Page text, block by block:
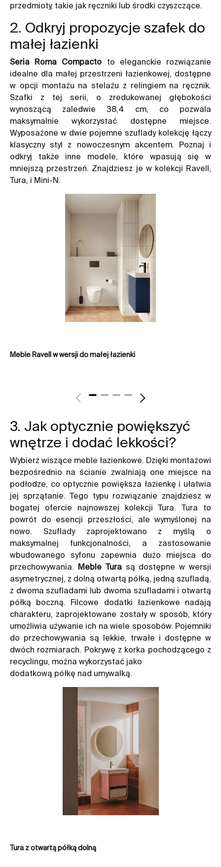
przedmioty, takie jak ręczniki lub środki czyszczące.
2. Odkryj propozycje szafek do
małej łazienki
Seria Roma Compacto to eleganckie rozwiązanie
idealne dla małej przestrzeni łazienkowej, dostępne
w opcji montażu na stelażu z relingiem na ręcznik.
Szafki z tej serii, o zredukowanej głębokości
wynoszącą zaledwie 38,4 cm, co pozwala
maksymalnie wykorzystać dostępne miejsce.
Wyposażone w dwie pojemne szuflady kolekcję łączy
klasyczny styl z nowoczesnym akcentem. Poznaj i
odkryj także inne modele, które wpasują się w
mniejszą przestrzeń. Znajdziesz je w kolekcji Ravell,
Tura, i Mini-N.
Meble Ravell w wersji do małej łazienki
3. Jak optycznie powiększyć
wnętrze i dodać lekkości?
Wybierz wiszące meble łazienkowe. Dzięki montażowi
bezpośrednio na ścianie zwalniają one miejsce na
podłodze, co optycznie powiększa łazienkę i ułatwia
jej sprzątanie. Tego typu rozwiązanie znajdziesz w
bogatej ofercie najnowszej kolekcji Tura. Tura to
powrót do esencji przeszłości, ale wymyślonej na
nowo. Szuflady zaprojektowano z myślą o
maksymalnej funkcjonalności, a zastosowanie
wbudowanego syfonu zapewnia dużo miejsca do
przechowywania.
Meble Turasą dostępne w wersji
asymetrycznej, z dolną otwartą półką, jedną szufladą,
z dwoma szufladami lub dwoma szufladami i otwartą
półką boczną. Filcowe dodatki łazienkowe nadają
charakteru, zaprojektowane zostały w sposób, który
umożliwia używanie ich na wiele sposobów. Pojemniki
do przechowywania są lekkie, trwałe i dostępne w
dwóch rozmiarach. Pokrywę z korka pochodzącego z
recyclingu, można wykorzystać jako
dodatkową półkę nad umywalką.
Tura z otwartą półką dolną